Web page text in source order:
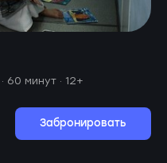
60 минут · 12+
Забронировать